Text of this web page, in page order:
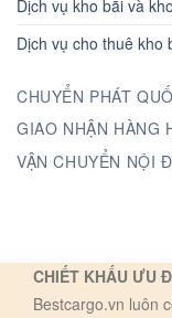
Dịch vụ kho bãi và
Dịch vụ cho thuê
CHUYỂN PHÁT
GIAO NHẬN HÀNG
VẬN CHUYỂN NỘI
CHIẾT KHẤU ƯU
Bestcargo.vn luôn